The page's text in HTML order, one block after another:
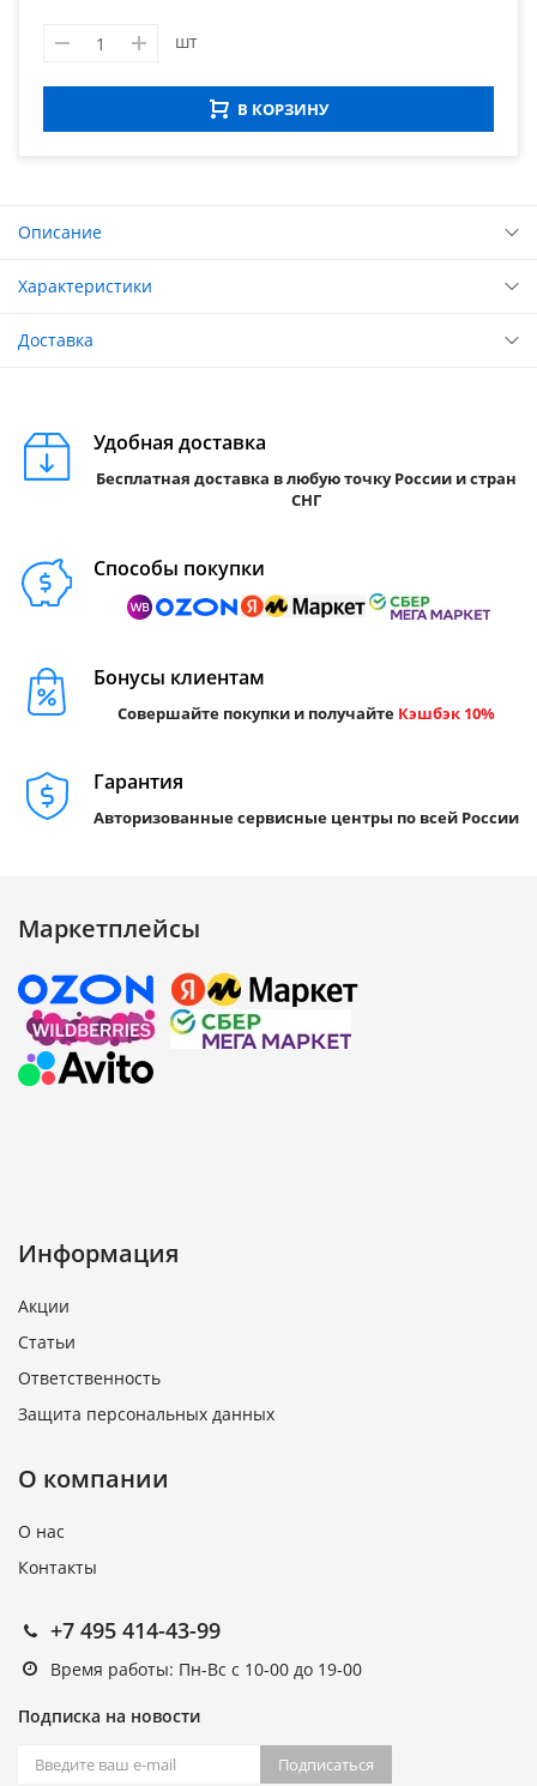
шт
В КОРЗИНУ
Описание
Характеристики
Доставка
Удобная доставка
Бесплатная доставка в любую точку России и стран
СНГ
Способы покупки
Бонусы клиентам
Совершайте покупки и получайте Кэшбэк 10%
Гарантия
Авторизованные сервисные центры по всей России
Маркетплейсы
Информация
Акции
Статьи
Ответственность
Защита персональных данных
О компании
О нас
Контакты
+7 495 414-43-99
Время работы: Пн-Вс с 10-00 до 19-00
Подписка на новости
Подписаться